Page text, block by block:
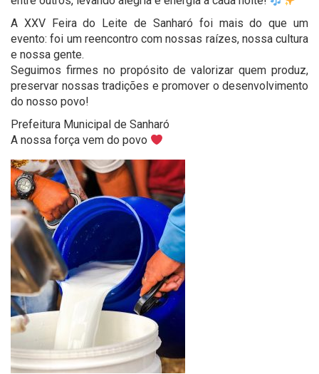
A XXV Feira do Leite de Sanharó foi mais do que um
evento: foi um reencontro com nossas raízes, nossa cultura
e nossa gente.
Seguimos firmes no propósito de valorizar quem produz,
preservar nossas tradições e promover o desenvolvimento
do nosso povo!
Prefeitura Municipal de Sanharó
A nossa força vem do povo